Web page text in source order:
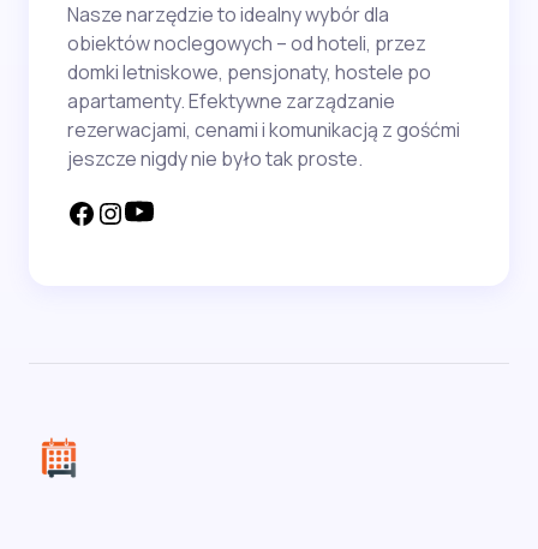
Nasze narzędzie to idealny wybór dla
obiektów noclegowych – od hoteli, przez
domki letniskowe, pensjonaty, hostele po
apartamenty. Efektywne zarządzanie
rezerwacjami, cenami i komunikacją z gośćmi
jeszcze nigdy nie było tak proste.